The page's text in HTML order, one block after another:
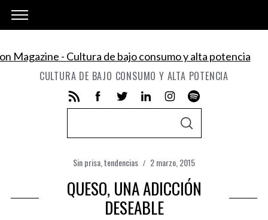
CULTURA DE BAJO CONSUMO Y ALTA POTENCIA
c
h
S
C
H
Sin prisa tendencias 2 marzo, 2015
QUESO, UNA ADICCIÓN
DESEABLE